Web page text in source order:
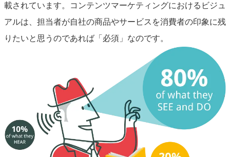
載されています。コンテンツマーケティングにおけるビジュ
アルは、担当者が自社の商品やサービスを消費者の印象に残
りたいと思うのであれば「必須」なのです。